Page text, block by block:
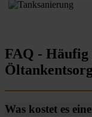
FAQ - Häufig
Was kostet es